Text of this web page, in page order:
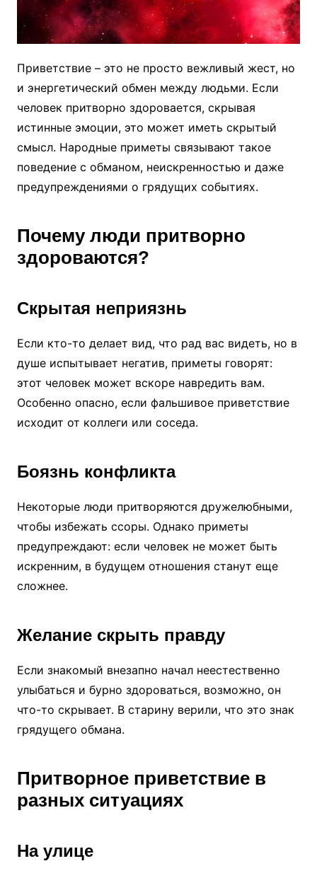
Приветствие – это не просто вежливый жест, но
и энергетический обмен между людьми. Если
человек притворно здоровается, скрывая
истинные эмоции, это может иметь скрытый
смысл. Народные приметы связывают такое
поведение с обманом, неискренностью и даже
предупреждениями о грядущих событиях.
Почему люди притворно
здороваются?
Скрытая неприязнь
Если кто-то делает вид, что рад вас видеть, но в
душе испытывает негатив, приметы говорят:
этот человек может вскоре навредить вам.
Особенно опасно, если фальшивое приветствие
исходит от коллеги или соседа.
Боязнь конфликта
Некоторые люди притворяются дружелюбными,
чтобы избежать ссоры. Однако приметы
предупреждают: если человек не может быть
искренним, в будущем отношения станут еще
сложнее.
Желание скрыть правду
Если знакомый внезапно начал неестественно
улыбаться и бурно здороваться, возможно, он
что-то скрывает. В старину верили, что это знак
грядущего обмана.
Притворное приветствие в
разных ситуациях
На улице